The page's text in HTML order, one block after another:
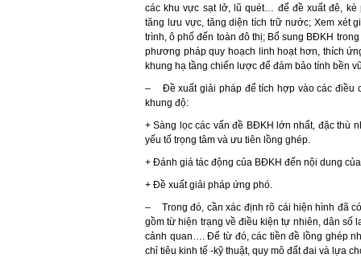
các khu vực sạt lở, lũ quét… để đề xuất đê,
tăng lưu vực, tăng diện tích trữ nước; Xem xét
trình, ô phố đến toàn đô thị; Bổ sung BĐKH
phương pháp quy hoạch linh hoạt hơn, thích
khung hạ tầng chiến lược để đảm bảo tính bền
– Đề xuất giải pháp để tích hợp vào các điều
khung độ:
+ Sàng lọc các vấn đề BĐKH lớn nhất, đặc thù
yếu tố trọng tâm và ưu tiên lồng ghép.
+ Đánh giá tác động của BĐKH đến nội dung
+ Đề xuất giải pháp ứng phó.
– Trong đó, cần xác định rõ cái hiện hình đã
gồm từ hiện trạng về điều kiện tự nhiên, dân số
cảnh quan…. Để từ đó, các tiền đề lồng ghép
chỉ tiêu kinh tế -kỹ thuật, quy mô đất đai và lựa